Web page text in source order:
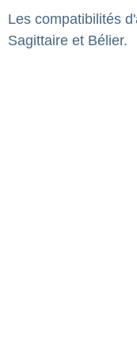
Les compatibilités
Sagittaire et Bélier.